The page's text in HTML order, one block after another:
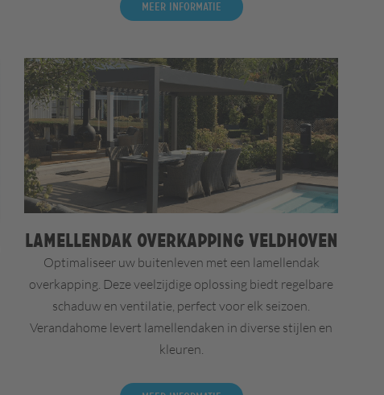
Meer informatie
Lamellendak overkapping Veldhoven
Optimaliseer uw buitenleven met een lamellendak
overkapping. Deze veelzijdige oplossing biedt regelbare
schaduw en ventilatie, perfect voor elk seizoen.
Verandahome levert lamellendaken in diverse stijlen en
kleuren.